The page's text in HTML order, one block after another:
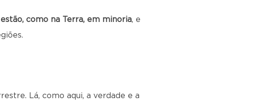
como na Terra, em minoria, e
Lá, como aqui, a verdade e a